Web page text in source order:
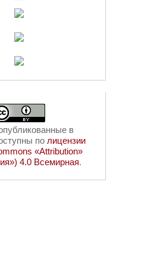
в
по лицензии
«Attribution»
4.0 Всемирная.